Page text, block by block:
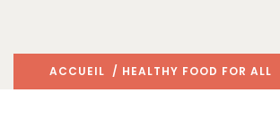
ACCUEIL / HEALTHY FOOD FOR ALL